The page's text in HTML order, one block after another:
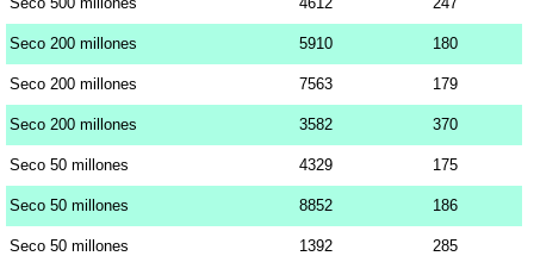
Seco 200 millones 5910 180
Seco 200 millones 7563 179
Seco 200 millones 3582 370
Seco 50 millones 4329 175
Seco 50 millones 8852 186
Seco 50 millones 1392 285